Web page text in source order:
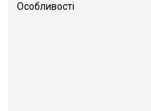
Особливості